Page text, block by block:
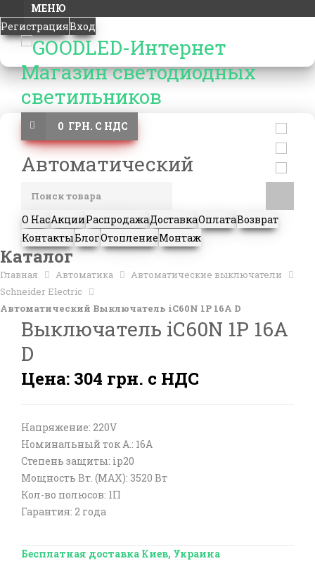
МЕНЮ
РегистрацияВход
0 ГРН. С НДС
О НасАкцииРаспродажаДоставкаОплатаВозврат
КонтактыБлогОтоплениеМонтаж
Каталог
Главная Автоматика
Автоматические выключатели
Schneider Electric
Автоматический Выключатель iC60N 1P 16A D
Автоматический
Выключатель iC60N 1P 16A
D
Цена: 304 грн. с НДС
Напряжение: 220V
Номинальный ток А.: 16A
Степень защиты: ip20
Мощность Вт. (МАХ): 3520 Вт
Кол-во полюсов: 1П
Гарантия: 2 года
Бесплатная доставка Киев, Украина